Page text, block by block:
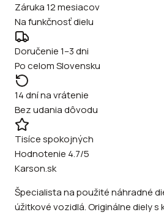
Záruka 12 mesiacov
Na funkčnosť dielu
Doručenie 1–3 dni
Po celom Slovensku
14 dní na vrátenie
Bez udania dôvodu
Tisíce spokojných
Hodnotenie 4.7/5
Karson.sk
Špecialista na použité náhradné
úžitkové vozidlá. Originálne diely